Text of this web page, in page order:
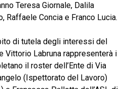
Teresa Giornale, Dalila
Raffaele Concia e Franco Lucia.
di tutela degli interessi del
Vittorio Labruna rappresenterà i
il roster dell’Ente di Via
(Ispettorato del Lavoro)